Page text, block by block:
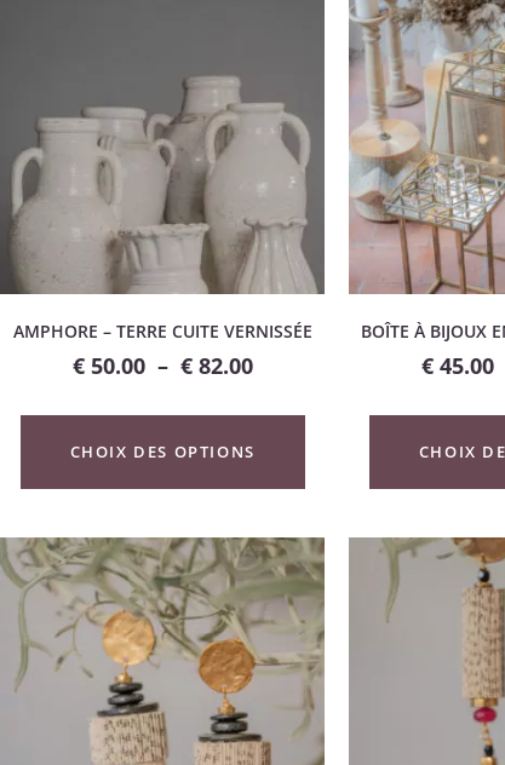
AMPHORE – TERRE CUITE VERNISSÉE
€50.00 – €82.00
CHOIX DES OPTIONS
BOÎTE À BIJOUX
€45.00
CHOIX